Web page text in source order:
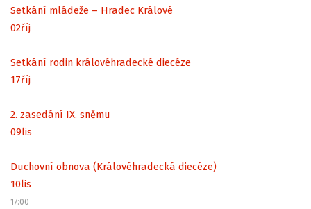
Setkání mládeže – Hradec Králové
02říj
Setkání rodin královéhradecké diecéze
17říj
2. zasedání IX. sněmu
09lis
Duchovní obnova (Královéhradecká diecéze)
10lis
17:00